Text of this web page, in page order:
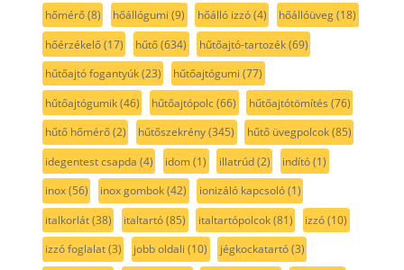
hőmérő(8) hőállógumi (9) hőálló izzó(4) hőállóüveg(18)
hőérzékelő(17) hűtő(634) hűtőajtó-tartozék(69)
hűtőajtó fogantyúk(23) hűtőajtógumi (77)
hűtőajtógumik(46) hűtőajtópolc(66) hűtőajtótömítés (76)
hűtő hőmérő(2) hűtőszekrény(345) hűtő üvegpolcok(85)
idegentest csapda (4) idom(1) illatrúd(2) indító(1)
inox(56) inox gombok(42) ionizáló kapcsoló(1)
italkorlát(38) italtartó(85) italtartópolcok(81) izzó(10)
izzó foglalat(3) jobb oldali (10) jégkockatartó(3)